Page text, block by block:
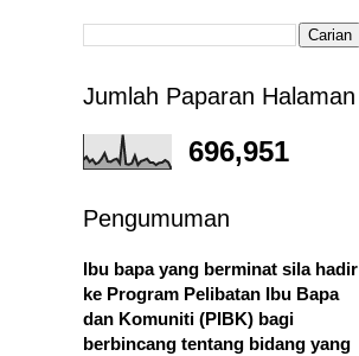
Jumlah Paparan Halaman
696,951
Pengumuman
Ibu bapa yang berminat sila hadir
ke Program Pelibatan Ibu Bapa
dan Komuniti (PIBK) bagi
berbincang tentang bidang yang